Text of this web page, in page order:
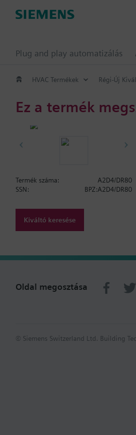
Plug and play automatizálás
HVAC Termékek Régi-Új
Ez a termék
Termék száma:
A2D4/DR80
SSN:
BPZ:A2D4/DR80
Kiváltó keresése
Oldal megosztása
© Siemens Switzerland Ltd. Building